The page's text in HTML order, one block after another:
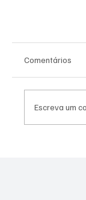
Comentários
Escreva um